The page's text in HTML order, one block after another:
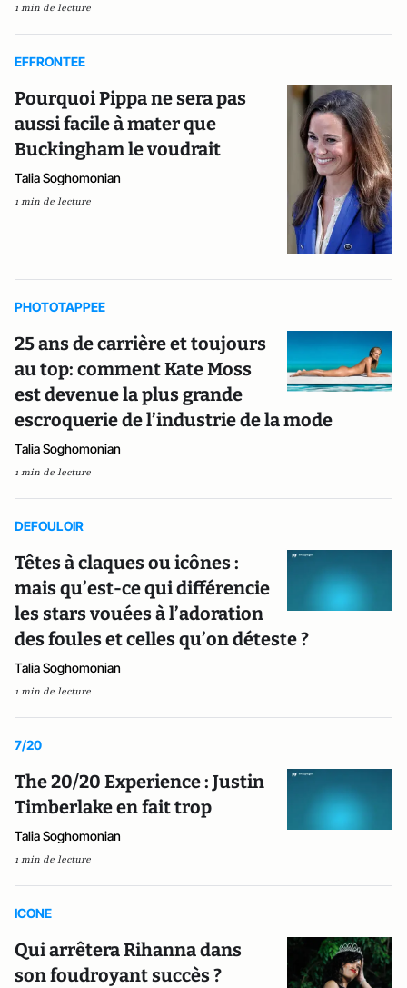
1 min de lecture
EFFRONTEE
Pourquoi Pippa ne sera pas
aussi facile à mater que
Buckingham le voudrait
Talia Soghomonian
1 min de lecture
PHOTOTAPPEE
25 ans de carrière et toujours
au top: comment Kate Moss
est devenue la plus grande
escroquerie de l’industrie de la mode
Talia Soghomonian
1 min de lecture
DEFOULOIR
Têtes à claques ou icônes :
mais qu’est-ce qui différencie
les stars vouées à l’adoration
des foules et celles qu’on déteste ?
Talia Soghomonian
1 min de lecture
7/20
The 20/20 Experience : Justin
Timberlake en fait trop
Talia Soghomonian
1 min de lecture
ICONE
Qui arrêtera Rihanna dans
son foudroyant succès ?